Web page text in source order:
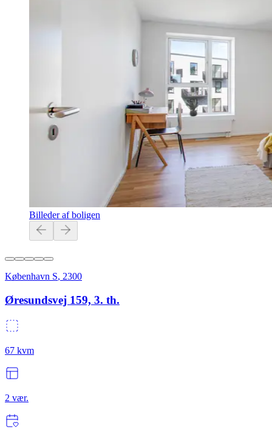
Billeder af boligen
København S, 2300
Øresundsvej 159, 3. th.
67 kvm
2 vær.